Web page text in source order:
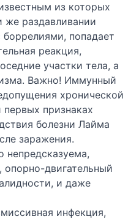
из которых
же раздавливании
попадает
реакция,
участки тела, а
Важно! Иммунный
хронической
признаках
болезни Лайма
заражения.
двигательный
и даже
инфекция,